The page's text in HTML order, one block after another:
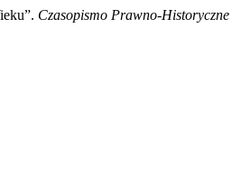
Czasopismo Prawno-Historyczne